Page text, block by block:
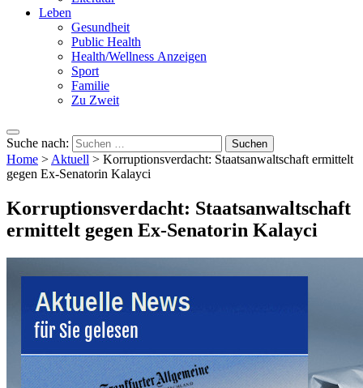
Leben
Gesundheit
Public Health
Health/Wellness Anzeigen
Sport
Familie
Zu Zweit
Suche nach:
Home > Aktuell > Korruptionsverdacht: Staatsanwaltschaft ermittelt
gegen Ex-Senatorin Kalayci
Korruptionsverdacht: Staatsanwaltschaft
ermittelt gegen Ex-Senatorin Kalayci